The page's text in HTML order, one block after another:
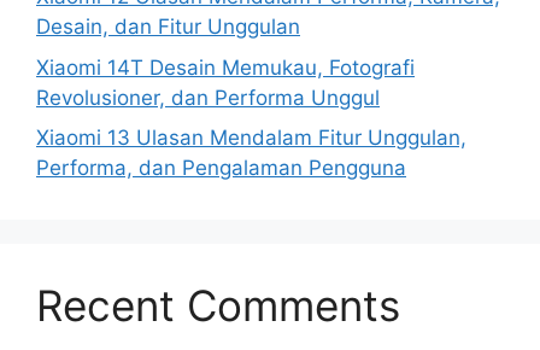
Desain, dan Fitur Unggulan
Xiaomi 14T Desain Memukau, Fotografi
Revolusioner, dan Performa Unggul
Xiaomi 13 Ulasan Mendalam Fitur Unggulan,
Performa, dan Pengalaman Pengguna
Recent Comments